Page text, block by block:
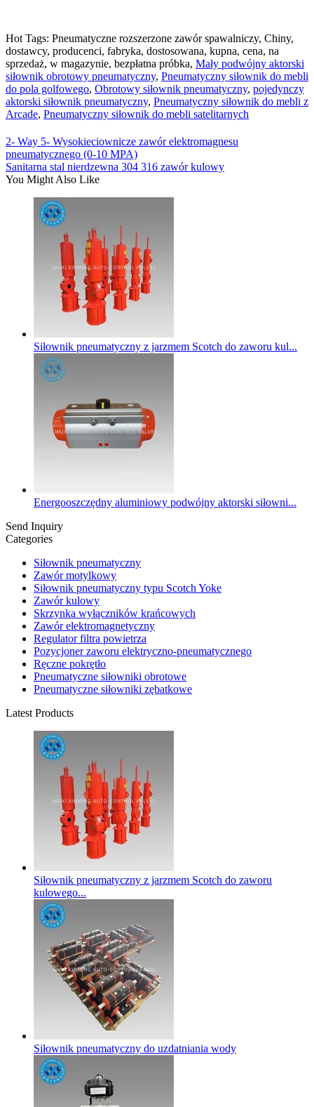
Hot Tags: Pneumatyczne rozszerzone zawór spawalniczy, Chiny,
dostawcy, producenci, fabryka, dostosowana, kupna, cena, na
sprzedaż, w magazynie, bezpłatna próbka, Mały podwójny aktorski
siłownik obrotowy pneumatyczny, Pneumatyczny siłownik do mebli
do pola golfowego, Obrotowy siłownik pneumatyczny, pojedynczy
aktorski siłownik pneumatyczny, Pneumatyczny siłownik do mebli z
Arcade, Pneumatyczny siłownik do mebli satelitarnych
2- Way 5- Wysokieciownicze zawór elektromagnesu
pneumatycznego (0-10 MPA)
Sanitarna stal nierdzewna 304 316 zawór kulowy
You Might Also Like
Siłownik pneumatyczny z jarzmem Scotch do zaworu kul...
Energooszczędny aluminiowy podwójny aktorski siłowni...
Send Inquiry
Categories
Siłownik pneumatyczny
Zawór motylkowy
Siłownik pneumatyczny typu Scotch Yoke
Zawór kulowy
Skrzynka wyłączników krańcowych
Zawór elektromagnetyczny
Regulator filtra powietrza
Pozycjoner zaworu elektryczno-pneumatycznego
Ręczne pokrętło
Pneumatyczne siłowniki obrotowe
Pneumatyczne siłowniki zębatkowe
Latest Products
Siłownik pneumatyczny z jarzmem Scotch do zaworu
kulowego...
Siłownik pneumatyczny do uzdatniania wody